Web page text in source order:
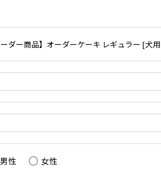
ーダー商品】オーダーケーキ レギュラー [犬
男性 女性